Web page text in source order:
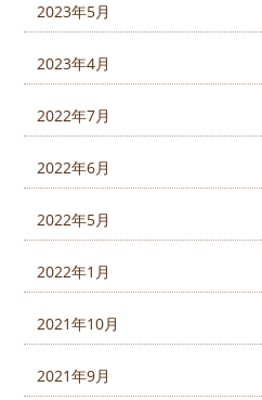
2023年5月
2023年4月
2022年7月
2022年6月
2022年5月
2022年1月
2021年10月
2021年9月